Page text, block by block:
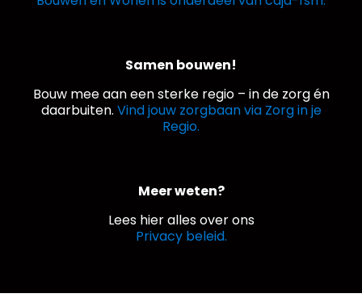
Samen bouwen!
Bouw mee aan een sterke regio – in de zorg én
daarbuiten. Vind jouw zorgbaan via Zorg in je
Regio.
Meer weten?
Lees hier alles over ons
Privacy beleid.